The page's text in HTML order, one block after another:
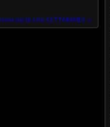
sur le site CETTARAMES